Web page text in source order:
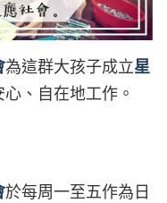
為這群大孩子成立星
、自在地工作。
於每周一至五作為日